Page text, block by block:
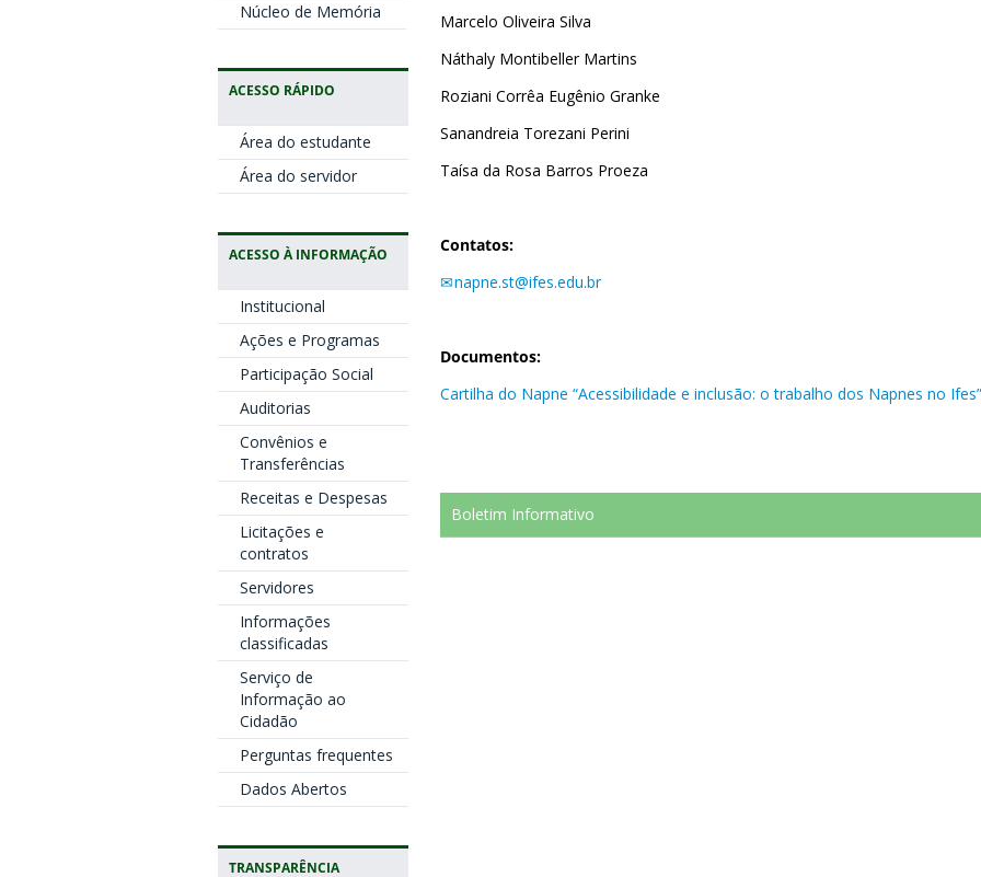
Núcleo de Memória
ACESSO RÁPIDO
Área do estudante
Área do servidor
ACESSO À INFORMAÇÃO
Institucional
Ações e Programas
Participação Social
Auditorias
Convênios e
Transferências
Receitas e Despesas
Licitações e
contratos
Servidores
Informações
classificadas
Serviço de
Informação ao
Cidadão
Perguntas frequentes
Dados Abertos
TRANSPARÊNCIA
Marcelo Oliveira Silva
Náthaly Montibeller Martins
Roziani Corrêa Eugênio Granke
Sanandreia Torezani Perini
Taísa da Rosa Barros Proeza
Contatos:
napne.st@ifes.edu.br
Documentos:
Cartilha do Napne “Acessibilidade e inclusão: o trabalho dos Napnes no
Boletim Informativo